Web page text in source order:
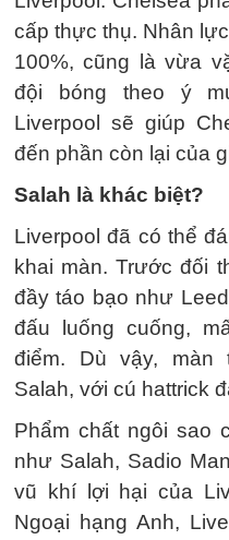
cấp thực thụ. Nhân
100%, cũng là vừa
đội bóng theo ý
Liverpool sẽ giúp
đến phần còn lại của
Salah là khác biệt?
Liverpool đã có thể
khai màn. Trước đối
đầy táo bạo như
đấu luống cuống,
điểm. Dù vậy, màn
Salah, với cú hattrick
Phẩm chất ngôi sao
như Salah, Sadio
vũ khí lợi hại của
Ngoại hạng Anh,